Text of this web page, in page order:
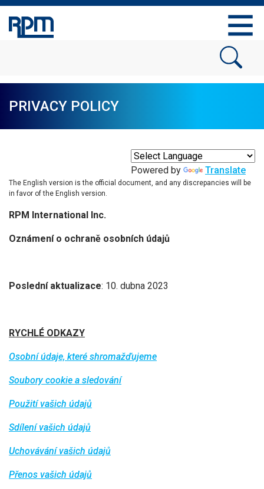
PRIVACY POLICY
Powered by Translate
The English version is the official document, and any discrepancies will be
in favor of the English version.
RPM International Inc.
Oznámení o ochraně osobních údajů
Poslední aktualizace: 10. dubna 2023
RYCHLÉ ODKAZY
Osobní údaje, které shromažďujeme
Soubory cookie a sledování
Použití vašich údajů
Sdílení vašich údajů
Uchovávání vašich údajů
Přenos vašich údajů